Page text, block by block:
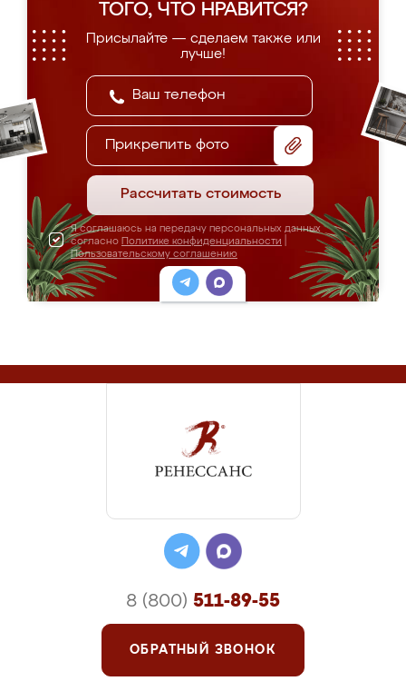
ТОГО, ЧТО НРАВИТСЯ?
Присылайте — сделаем также или
лучше!
Прикрепить фото
Рассчитать стоимость
Я соглашаюсь на передачу персональных данных
согласно Политике конфиденциальности
Пользовательскому соглашению
8 (800) 511-89-55
ОБРАТНЫЙ ЗВОНОК